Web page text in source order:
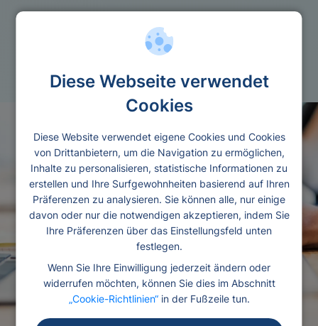
Diese Webseite verwendet
Cookies
Diese Website verwendet eigene Cookies und Cookies
von Drittanbietern, um die Navigation zu ermöglichen,
Inhalte zu personalisieren, statistische Informationen zu
erstellen und Ihre Surfgewohnheiten basierend auf Ihren
Präferenzen zu analysieren. Sie können alle, nur einige
davon oder nur die notwendigen akzeptieren, indem Sie
Ihre Präferenzen über das Einstellungsfeld unten
festlegen.
Wenn Sie Ihre Einwilligung jederzeit ändern oder
widerrufen möchten, können Sie dies im Abschnitt
„Cookie-Richtlinien“in der Fußzeile tun.